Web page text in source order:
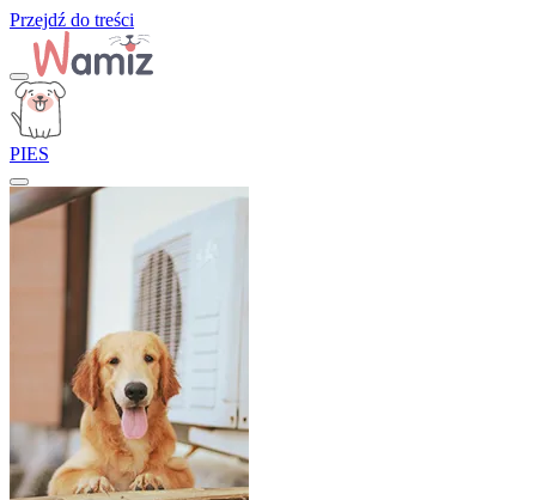
Przejdź do treści
PIES